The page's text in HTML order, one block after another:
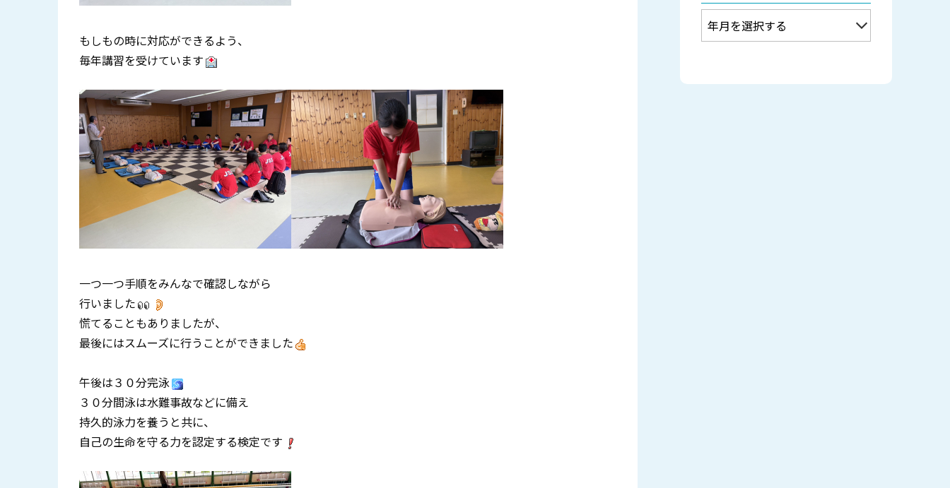
もしもの時に対応ができるよう、
毎年講習を受けています
一つ一つ手順をみんなで確認しながら
行いました
慌てることもありましたが、
最後にはスムーズに行うことができました
午後は３０分完泳
３０分間泳は水難事故などに備え
持久的泳力を養うと共に、
自己の生命を守る力を認定する検定です